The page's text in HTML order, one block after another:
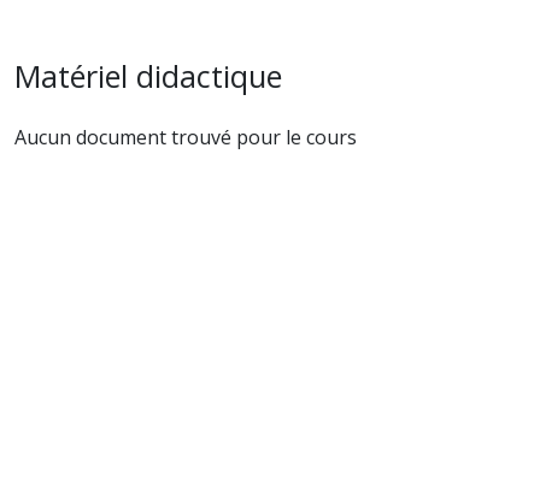
Matériel didactique
Aucun document trouvé pour le cours